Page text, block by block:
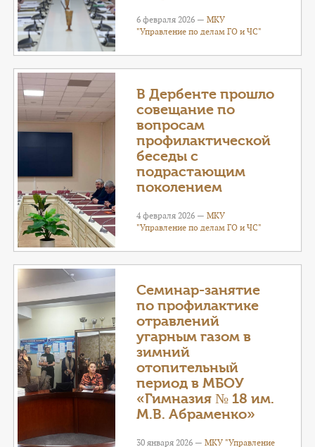
6 февраля 2026 —МКУ
"Управление по делам ГО и ЧС"
В Дербенте прошло
совещание по
вопросам
профилактической
беседы с
подрастающим
поколением
4 февраля 2026 —МКУ
"Управление по делам ГО и ЧС"
Семинар-занятие
по профилактике
отравлений
угарным газом в
зимний
отопительный
период в МБОУ
«Гимназия № 18 им.
М.В. Абраменко»
30 января 2026 —МКУ "Управление